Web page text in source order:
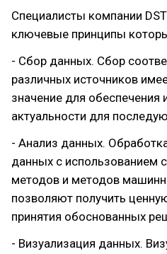
Специалисты компании
ключевые принципы
- Сбор данных. Сбор
различных источников
значение для обеспечения
актуальности для
- Анализ данных.
данных с использованием
методов и методов
позволяют получить
принятия обоснованных
- Визуализация данных.